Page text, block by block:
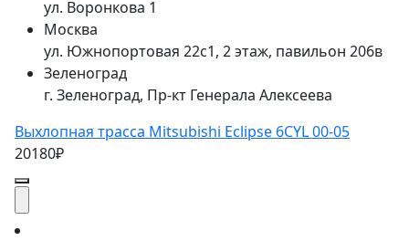
ул. Воронкова 1
Москва
ул. Южнопортовая 22с1, 2 этаж, павильон 206в
Зеленоград
г. Зеленоград, Пр-кт Генерала Алексеева
Выхлопная трасса Mitsubishi Eclipse 6CYL 00-05
20180₽